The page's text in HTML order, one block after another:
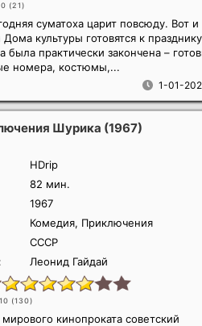
(21)
1-01-
суматоха царит повсюду. Вот и
Дома культуры готовятся к
была практически закончена –
номера, костюмы,...
Шурика (1967)
HDrip
82 мин.
1967
Комедия, Приключения
СССР
Леонид Гайдай
(130)
кинопроката советский